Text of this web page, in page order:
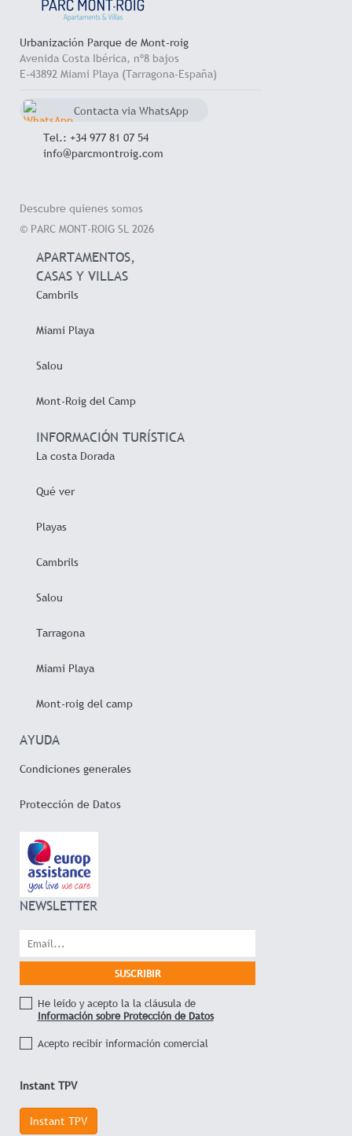
Urbanización Parque de Mont-roig
Avenida Costa Ibérica, nº8 bajos
E-43892 Miami Playa (Tarragona-España)
Contacta via WhatsApp
Tel.: +34 977 81 07 54
info@parcmontroig.com
Descubre quienes somos
© PARC MONT-ROIG SL 2026
APARTAMENTOS,
CASAS Y VILLAS
Cambrils
Miami Playa
Salou
Mont-Roig del Camp
INFORMACIÓN TURÍSTICA
La costa Dorada
Qué ver
Playas
Cambrils
Salou
Tarragona
Miami Playa
Mont-roig del camp
AYUDA
Condiciones generales
Protección de Datos
NEWSLETTER
He leído y acepto la la cláusula de
Información sobre Protección de Datos
Acepto recibir información comercial
Instant TPV
Instant TPV